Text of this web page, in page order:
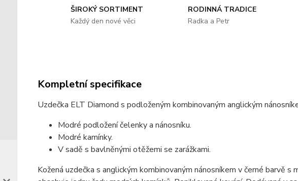
ŠIROKÝ SORTIMENT
Každý den nové věci
RODINNÁ TRADICE
Radka a Petr
Kompletní specifikace
Uzdečka ELT Diamond s podloženým kombinovaným anglickým
Modré podložení čelenky a nánosníku.
Modré kamínky.
V sadě s bavlněnými otěžemi se zarážkami.
Kožená uzdečka s anglickým kombinovaným nánosníkem v černé barvě